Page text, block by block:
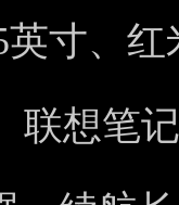
寸、红
联想笔